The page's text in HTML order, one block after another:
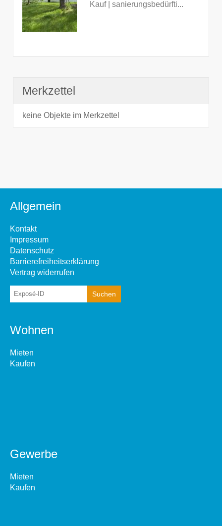
Kauf | sanierungsbedürfti...
Merkzettel
keine Objekte im Merkzettel
Allgemein
Kontakt
Impressum
Datenschutz
Barrierefreiheitserklärung
Vertrag widerrufen
Wohnen
Mieten
Kaufen
Gewerbe
Mieten
Kaufen